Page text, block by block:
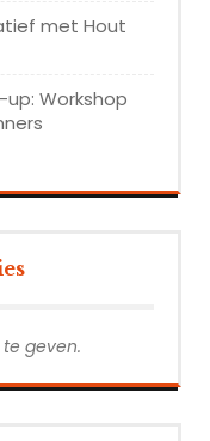
met Hout
Workshop
geven.